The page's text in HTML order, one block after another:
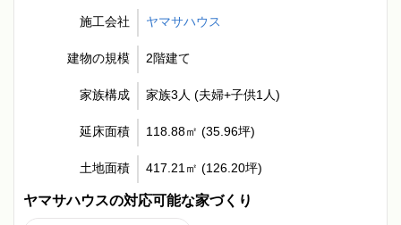
施工会社 ヤマサハウス
建物の規模 2階建て
家族構成 家族3人 (夫婦+子供1人)
延床面積 118.88㎡ (35.96坪)
土地面積 417.21㎡ (126.20坪)
ヤマサハウスの対応可能な家づくり